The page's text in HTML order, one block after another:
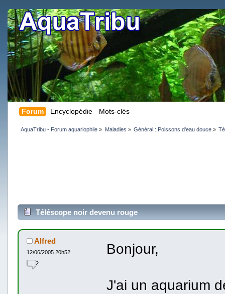
Forum Encyclopédie Mots-clés
AquaTribu - Forum aquariophile » Maladies » Général : Poissons d'eau douce»
Téléscope noir devenu rouge
Alfred
12/06/2005 20h52
2
Bonjour,
J'ai un aquarium